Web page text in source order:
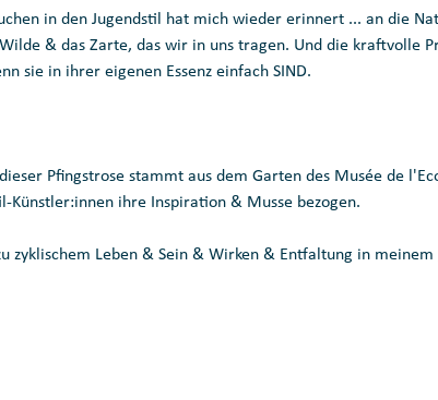
in den Jugendstil hat mich wieder erinnert ... an die
& das Zarte, das wir in uns tragen. Und die kraftvolle
sie in ihrer eigenen Essenz einfach SIND.
Pfingstrose stammt aus dem Garten des Musée de
Künstler:innen ihre Inspiration & Musse bezogen.
zyklischem Leben & Sein & Wirken & Entfaltung in meinem